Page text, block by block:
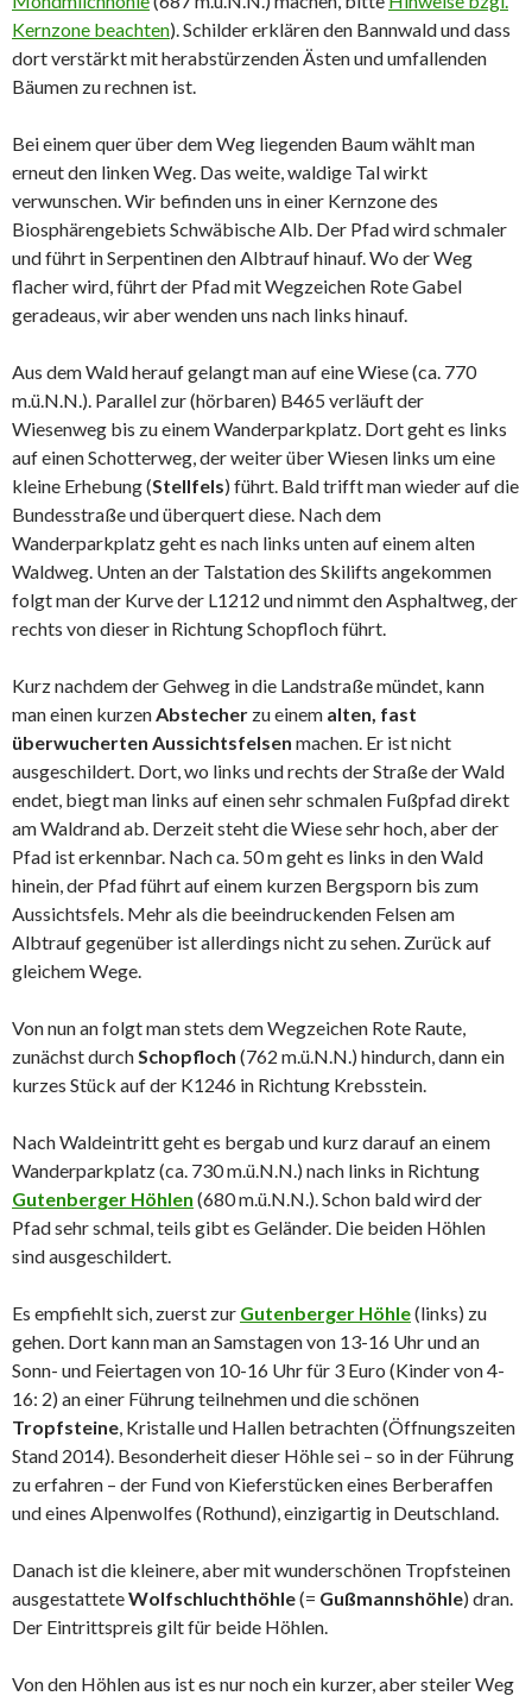
Kernzone beachten). Schilder erklären den Bannwald und dass
dort verstärkt mit herabstürzenden Ästen und umfallenden
Bäumen zu rechnen ist.
Bei einem quer über dem Weg liegenden Baum wählt man
erneut den linken Weg. Das weite, waldige Tal wirkt
verwunschen. Wir befinden uns in einer Kernzone des
Biosphärengebiets Schwäbische Alb. Der Pfad wird schmaler
und führt in Serpentinen den Albtrauf hinauf. Wo der Weg
flacher wird, führt der Pfad mit Wegzeichen Rote Gabel
geradeaus, wir aber wenden uns nach links hinauf.
Aus dem Wald herauf gelangt man auf eine Wiese (ca. 770
m.ü.N.N.). Parallel zur (hörbaren) B465 verläuft der
Wiesenweg bis zu einem Wanderparkplatz. Dort geht es links
auf einen Schotterweg, der weiter über Wiesen links um eine
kleine Erhebung (Stellfels) führt. Bald trifft man wieder auf die
Bundesstraße und überquert diese. Nach dem
Wanderparkplatz geht es nach links unten auf einem alten
Waldweg. Unten an der Talstation des Skilifts angekommen
folgt man der Kurve der L1212 und nimmt den Asphaltweg, der
rechts von dieser in Richtung Schopfloch führt.
Kurz nachdem der Gehweg in die Landstraße mündet, kann
man einen kurzenAbstecher zu einem alten, fast
überwucherten Aussichtsfelsen machen. Er ist nicht
ausgeschildert. Dort, wo links und rechts der Straße der Wald
endet, biegt man links auf einen sehr schmalen Fußpfad direkt
am Waldrand ab. Derzeit steht die Wiese sehr hoch, aber der
Pfad ist erkennbar. Nach ca. 50 m geht es links in den Wald
hinein, der Pfad führt auf einem kurzen Bergsporn bis zum
Aussichtsfels. Mehr als die beeindruckenden Felsen am
Albtrauf gegenüber ist allerdings nicht zu sehen. Zurück auf
gleichem Wege.
Von nun an folgt man stets dem Wegzeichen Rote Raute,
zunächst durchSchopfloch (762 m.ü.N.N.) hindurch, dann ein
kurzes Stück auf der K1246 in Richtung Krebsstein.
Nach Waldeintritt geht es bergab und kurz darauf an einem
Wanderparkplatz (ca. 730 m.ü.N.N.) nach links in Richtung
Gutenberger Höhlen (680 m.ü.N.N.). Schon bald wird der
Pfad sehr schmal, teils gibt es Geländer. Die beiden Höhlen
sind ausgeschildert.
Es empfiehlt sich, zuerst zur Gutenberger Höhle(links) zu
gehen. Dort kann man an Samstagen von 13-16 Uhr und an
Sonn- und Feiertagen von 10-16 Uhr für 3 Euro (Kinder von 4-
16: 2) an einer Führung teilnehmen und die schönen
Tropfsteine, Kristalle und Hallen betrachten (Öffnungszeiten
Stand 2014). Besonderheit dieser Höhle sei – so in der Führung
zu erfahren – der Fund von Kieferstücken eines Berberaffen
und eines Alpenwolfes (Rothund), einzigartig in Deutschland.
Danach ist die kleinere, aber mit wunderschönen Tropfsteinen
ausgestatteteWolfschluchthöhle(= Gußmannshöhle) dran.
Der Eintrittspreis gilt für beide Höhlen.
Von den Höhlen aus ist es nur noch ein kurzer, aber steiler Weg